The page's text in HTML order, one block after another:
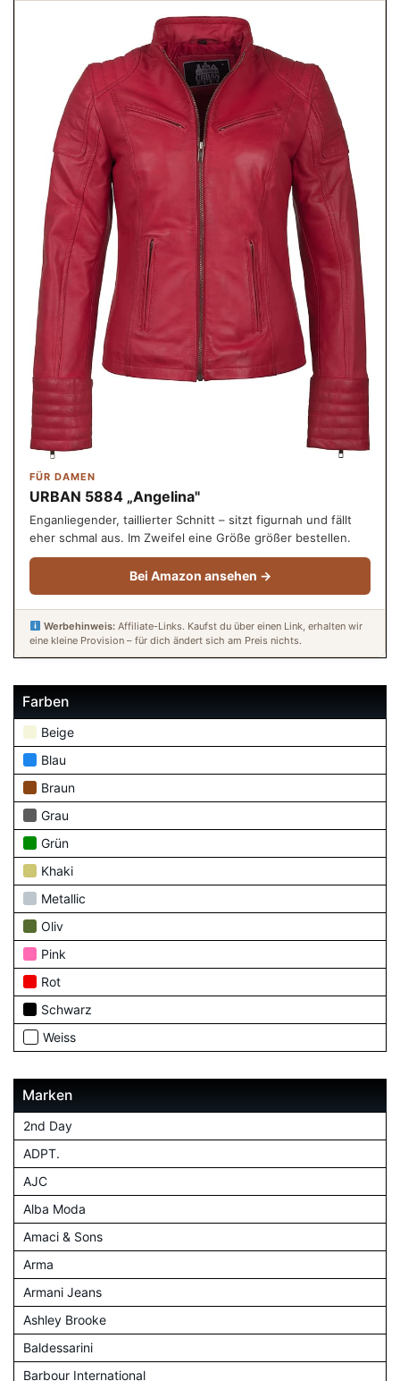
FÜR DAMEN
URBAN 5884 „Angelina"
Enganliegender, taillierter Schnitt – sitzt figurnah und fällt
eher schmal aus. Im Zweifel eine Größe größer bestellen.
Bei Amazon ansehen →
Werbehinweis:Affiliate-Links. Kaufst du über einen Link, erhalten wir
eine kleine Provision – für dich ändert sich am Preis nichts.
Farben
Beige
Blau
Braun
Grau
Grün
Khaki
Metallic
Oliv
Pink
Rot
Schwarz
Weiss
Marken
2nd Day
ADPT.
AJC
Alba Moda
Amaci & Sons
Arma
Armani Jeans
Ashley Brooke
Baldessarini
Barbour International